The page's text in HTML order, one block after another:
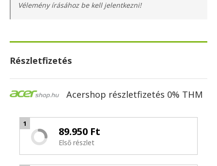
Vélemény írásához be kell jelentkezni!
Részletfizetés
Acershop részletfizetés 0% THM
1
89.950 Ft
Első részlet